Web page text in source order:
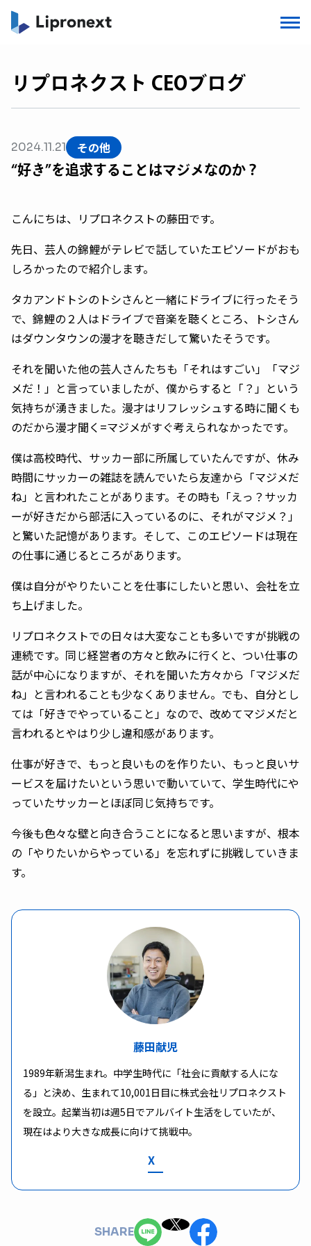
リプロネクスト CEOブログ
2024.11.21 その他
“好き”を追求することはマジメなのか？
こんにちは、リプロネクストの藤田です。
先日、芸人の錦鯉がテレビで話していたエピソードがおも
しろかったので紹介します。
タカアンドトシのトシさんと一緒にドライブに行ったそう
で、錦鯉の２人はドライブで音楽を聴くところ、トシさん
はダウンタウンの漫才を聴きだして驚いたそうです。
それを聞いた他の芸人さんたちも「それはすごい」「マジ
メだ！」と言っていましたが、僕からすると「？」という
気持ちが湧きました。漫才はリフレッシュする時に聞くも
のだから漫才聞く=マジメがすぐ考えられなかったです。
僕は高校時代、サッカー部に所属していたんですが、休み
時間にサッカーの雑誌を読んでいたら友達から「マジメだ
ね」と言われたことがあります。その時も「えっ？サッカ
ーが好きだから部活に入っているのに、それがマジメ？」
と驚いた記憶があります。そして、このエピソードは現在
の仕事に通じるところがあります。
僕は自分がやりたいことを仕事にしたいと思い、会社を立
ち上げました。
リプロネクストでの日々は大変なことも多いですが挑戦の
連続です。同じ経営者の方々と飲みに行くと、つい仕事の
話が中心になりますが、それを聞いた方々から「マジメだ
ね」と言われることも少なくありません。でも、自分とし
ては「好きでやっていること」なので、改めてマジメだと
言われるとやはり少し違和感があります。
仕事が好きで、もっと良いものを作りたい、もっと良いサ
ービスを届けたいという思いで動いていて、学生時代にや
っていたサッカーとほぼ同じ気持ちです。
今後も色々な壁と向き合うことになると思いますが、根本
の「やりたいからやっている」を忘れずに挑戦していきま
す。
藤田献児
1989年新潟生まれ。中学生時代に「社会に貢献する人にな
る」と決め、生まれて10,001日目に株式会社リプロネクスト
を設立。起業当初は週5日でアルバイト生活をしていたが、
現在はより大きな成長に向けて挑戦中。
X
SHARE